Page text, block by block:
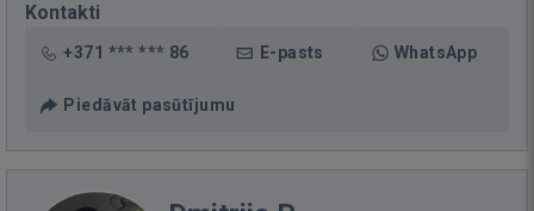
Kontakti
+371 *** *** 86 E-pasts WhatsApp
Piedāvāt pasūtījumu